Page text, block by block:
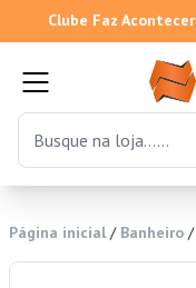
Clube Faz Acontecer
Página inicial / Banheiro /